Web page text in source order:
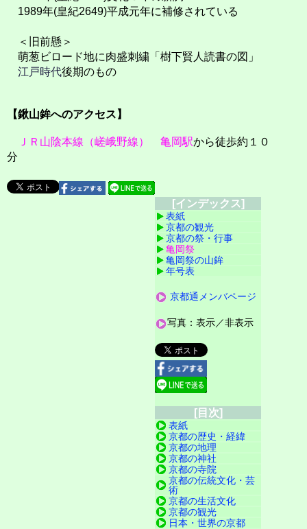
1989年(皇紀2649)平成元年に補修されている
＜旧前懸＞
萌葱ビロード地に肉盛刺繍「樹下賢人読書の図」
江戸時代後期のもの
【鍬山鉾へのアクセス】
ＪＲ山陰本線（嵯峨野線） 亀岡駅から徒歩約１０
分
[インデックス]
表紙
京都の観光
京都の祭・行事
亀岡祭
亀岡祭の山鉾
年号表
京都通メンバページ
写真：表示／非表示
[目次]
表紙
京都の歴史・経緯
京都の地理
京都の神社
京都の寺院
京都の伝統文化・芸
術
京都の生活文化
京都の観光
日本・世界の京都